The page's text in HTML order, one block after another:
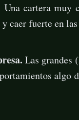
cartera muy
caer fuerte en
Las grandes
algo